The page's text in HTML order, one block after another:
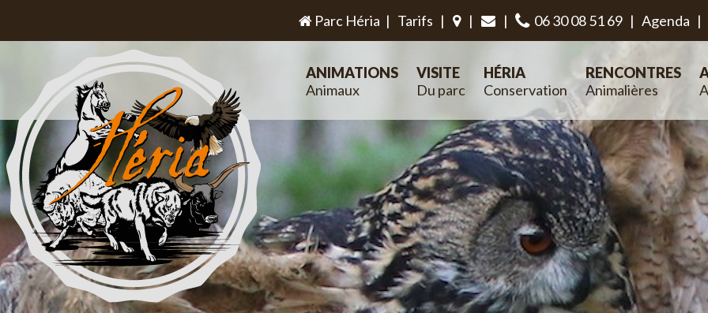
Parc Héria | Tarifs | | | 06 30 08 51 69 | Agenda |
ANIMATIONS
Animaux
VISITE
Du parc
HÉRIA
Conservation
RENCONTRES
Animalières